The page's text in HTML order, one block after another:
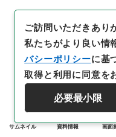
サムネイル 資料情報 画面
ご訪問いただきあり
私たちがより良い情
バシーポリシーに基
取得と利用に同意を
必要最小限